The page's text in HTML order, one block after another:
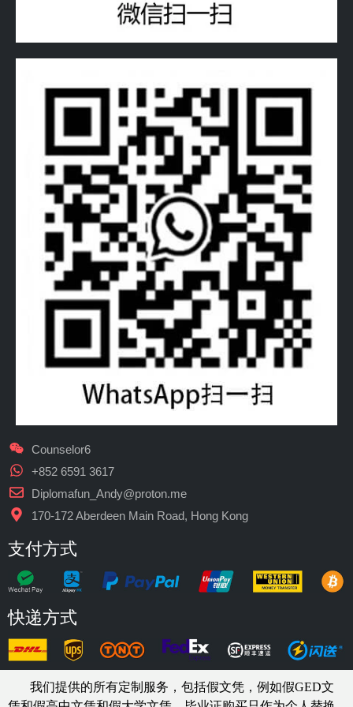
Counselor6
+852 6591 3617
Diplomafun_Andy@proton.me
170-172 Aberdeen Main Road, Hong Kong
支付方式
快递方式
我们提供的所有定制服务，包括假文凭，例如假GED文